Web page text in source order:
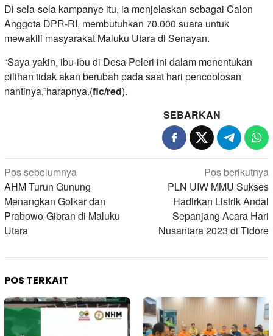
Di sela-sela kampanye itu, ia menjelaskan sebagai Calon
Anggota DPR-RI, membutuhkan 70.000 suara untuk
mewakili masyarakat Maluku Utara di Senayan.
“Saya yakin, ibu-ibu di Desa Peleri ini dalam menentukan
pilihan tidak akan berubah pada saat hari pencoblosan
nantinya,”harapnya.(fic/red).
SEBARKAN
Navigasi
pos
Pos sebelumnya
AHM Turun Gunung
Menangkan Golkar dan
Prabowo-Gibran di Maluku
Utara
Pos berikutnya
PLN UIW MMU Sukses
Hadirkan Listrik Andal
Sepanjang Acara Hari
Nusantara 2023 di Tidore
POS TERKAIT